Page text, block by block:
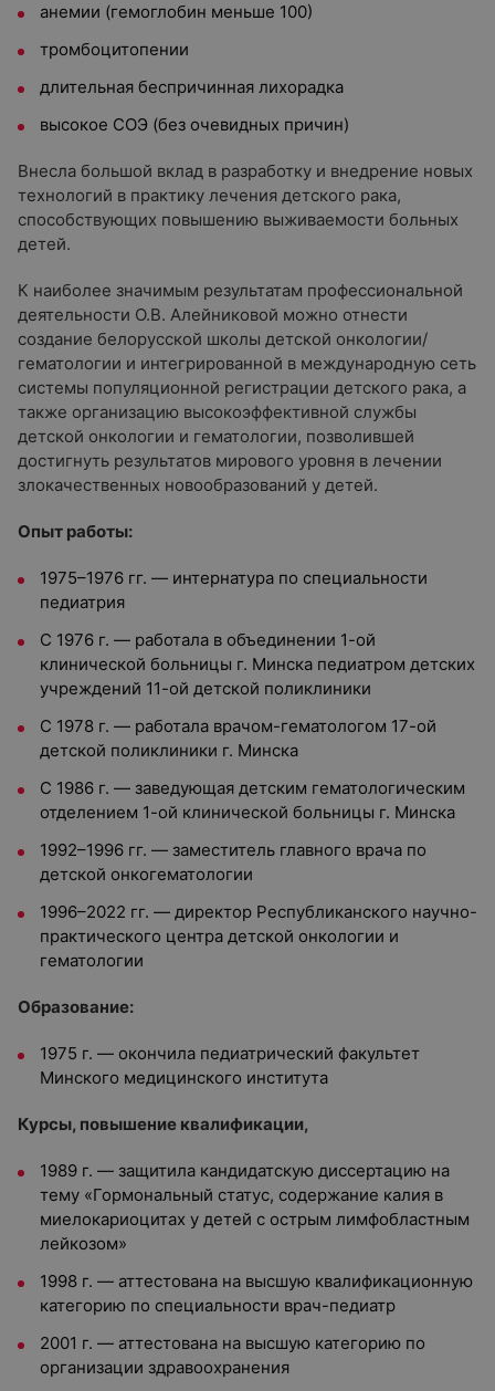
анемии (гемоглобин меньше 100)
тромбоцитопении
длительная беспричинная лихорадка
высокое СОЭ (без очевидных причин)
Внесла большой вклад в разработку и внедрение новых
технологий в практику лечения детского рака,
способствующих повышению выживаемости больных
детей.
К наиболее значимым результатам профессиональной
деятельности О.В. Алейниковой можно отнести
создание белорусской школы детской онкологии/
гематологии и интегрированной в международную сеть
системы популяционной регистрации детского рака, а
также организацию высокоэффективной службы
детской онкологии и гематологии, позволившей
достигнуть результатов мирового уровня в лечении
злокачественных новообразований у детей.
Опыт работы:
1975–1976 гг. — интернатура по специальности
педиатрия
С 1976 г. — работала в объединении 1-ой
клинической больницы г. Минска педиатром детских
учреждений 11-ой детской поликлиники
С 1978 г. — работала врачом-гематологом 17-ой
детской поликлиники г. Минска
С 1986 г. — заведующая детским гематологическим
отделением 1-ой клинической больницы г. Минска
1992–1996 гг. — заместитель главного врача по
детской онкогематологии
1996–2022 гг. — директор Республиканского научно-
практического центра детской онкологии и
гематологии
Образование:
1975 г. — окончила педиатрический факультет
Минского медицинского института
Курсы, повышение квалификации,
1989 г. — защитила кандидатскую диссертацию на
тему «Гормональный статус, содержание калия в
миелокариоцитах у детей с острым лимфобластным
лейкозом»
1998 г. — аттестована на высшую квалификационную
категорию по специальности врач-педиатр
2001 г. — аттестована на высшую категорию по
организации здравоохранения